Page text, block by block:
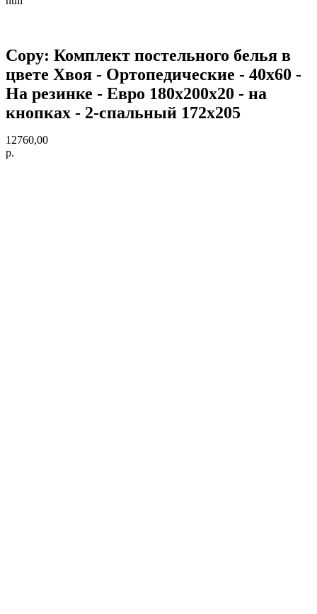
Copy: Комплект постельного белья в
цвете Хвоя - Ортопедические - 40х60 -
На резинке - Евро 180х200х20 - на
кнопках - 2-спальный 172х205
12760,00
р.